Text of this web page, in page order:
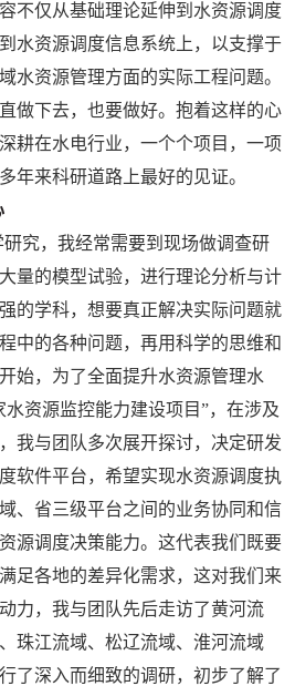
不仅从基础理论延伸到水资源调度
水资源调度信息系统上，以支撑于
水资源管理方面的实际工程问题。
做下去，也要做好。抱着这样的心
耕在水电行业，一个个项目，一项
年来科研道路上最好的见证。
究，我经常需要到现场做调查研
量的模型试验，进行理论分析与计
的学科，想要真正解决实际问题就
中的各种问题，再用科学的思维和
始，为了全面提升水资源管理水
资源监控能力建设项目”，在涉及
我与团队多次展开探讨，决定研发
软件平台，希望实现水资源调度执
、省三级平台之间的业务协同和信
源调度决策能力。这代表我们既要
足各地的差异化需求，这对我们来
力，我与团队先后走访了黄河流
珠江流域、松辽流域、淮河流域
了深入而细致的调研，初步了解了